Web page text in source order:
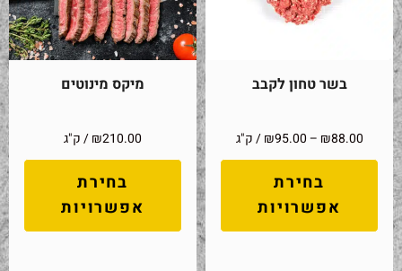
בשר טחון לקבב
₪88.00
–
₪95.00 / ק"ג
בחירת
אפשרויות
מיקס מינוטים
₪210.00 / ק"ג
בחירת
אפשרויות